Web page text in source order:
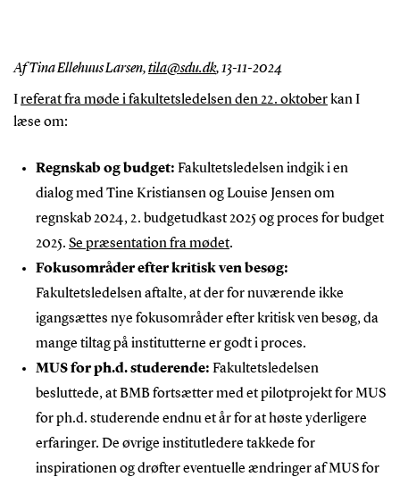
Af Tina Ellehuus Larsen,tila@sdu.dk,13-11-2024
Ireferat fra møde i fakultetsledelsen den 22. oktoberkan I
læse om:
Regnskab og budget: Fakultetsledelsen indgik i en
dialog med Tine Kristiansen og Louise Jensen om
regnskab 2024, 2. budgetudkast 2025 og proces for budget
2025. Se præsentation fra mødet.
Fokusområder efter kritisk ven besøg:
Fakultetsledelsen aftalte, at der for nuværende ikke
igangsættes nye fokusområder efter kritisk ven besøg, da
mange tiltag på institutterne er godt i proces.
MUS for ph.d. studerende: Fakultetsledelsen
besluttede, at BMB fortsætter med et pilotprojekt for MUS
for ph.d. studerende endnu et år for at høste yderligere
erfaringer. De øvrige institutledere takkede for
inspirationen og drøfter eventuelle ændringer af MUS for